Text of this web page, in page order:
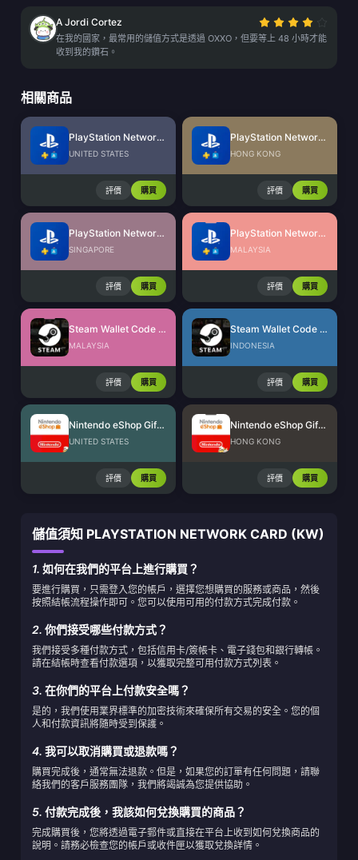
A Jordi Cortez
在我的國家，最常用的儲值方式是透過 OXXO，但要等上 48 小時才能
收到我的鑽石。
相關商品
PlayStation Network Card (US)
UNITED STATES
評價 購買
PlayStation Network Card (HK)
HONG KONG
評價 購買
PlayStation Network Card (SG)
SINGAPORE
評價 購買
PlayStation Network Card (MY)
MALAYSIA
評價 購買
Steam Wallet Code (MYR)
MALAYSIA
評價 購買
Steam Wallet Code (IDR)
INDONESIA
評價 購買
Nintendo eShop Gift Card (US)
UNITED STATES
評價 購買
Nintendo eShop Gift Card (HK)
HONG KONG
評價 購買
儲值須知 PLAYSTATION NETWORK CARD (KW)
1. 如何在我們的平台上進行購買？
要進行購買，只需登入您的帳戶，選擇您想購買的服務或商品，然後
按照結帳流程操作即可。您可以使用可用的付款方式完成付款。
2. 你們接受哪些付款方式？
我們接受多種付款方式，包括信用卡/簽帳卡、電子錢包和銀行轉帳。
請在結帳時查看付款選項，以獲取完整可用付款方式列表。
3. 在你們的平台上付款安全嗎？
是的，我們使用業界標準的加密技術來確保所有交易的安全。您的個
人和付款資訊將隨時受到保護。
4. 我可以取消購買或退款嗎？
購買完成後，通常無法退款。但是，如果您的訂單有任何問題，請聯
絡我們的客戶服務團隊，我們將竭誠為您提供協助。
5. 付款完成後，我該如何兌換購買的商品？
完成購買後，您將透過電子郵件或直接在平台上收到如何兌換商品的
說明。請務必檢查您的帳戶或收件匣以獲取兌換詳情。